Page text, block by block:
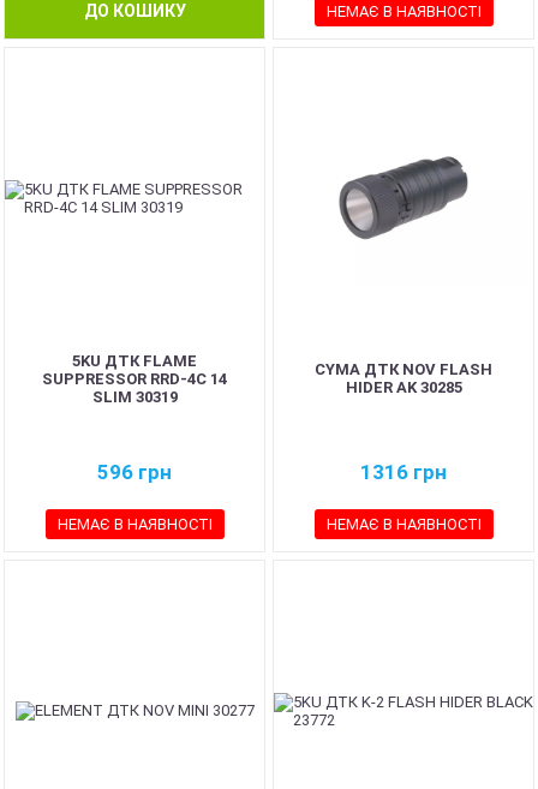
ДО КОШИКУ НЕМАЄ В НАЯВНОСТІ
5KU ДТК FLAME
SUPPRESSOR RRD-4C 14
SLIM 30319
596 грн
НЕМАЄ В НАЯВНОСТІ
CYMA ДТК NOV FLASH
HIDER AK 30285
1316 грн
НЕМАЄ В НАЯВНОСТІ